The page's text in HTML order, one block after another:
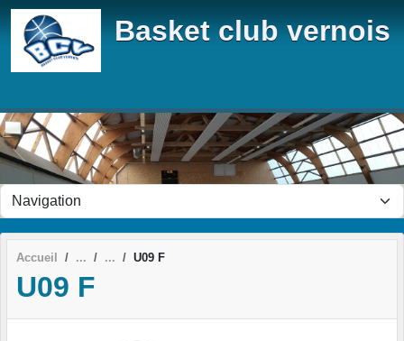
Basket club vernois
Accueil U09 F
U09 F
Panneau de gestion des cookies